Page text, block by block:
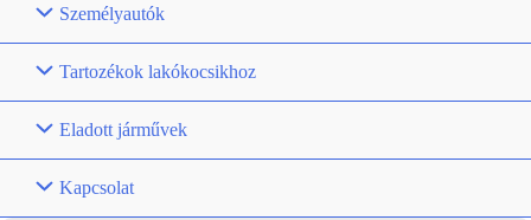
Személyautók
Tartozékok lakókocsikhoz
Eladott járművek
Kapcsolat